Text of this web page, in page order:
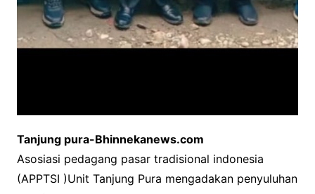
Tanjung pura-Bhinnekanews.com
Asosiasi pedagang pasar tradisional indonesia
(APPTSI )Unit Tanjung Pura mengadakan penyuluhan